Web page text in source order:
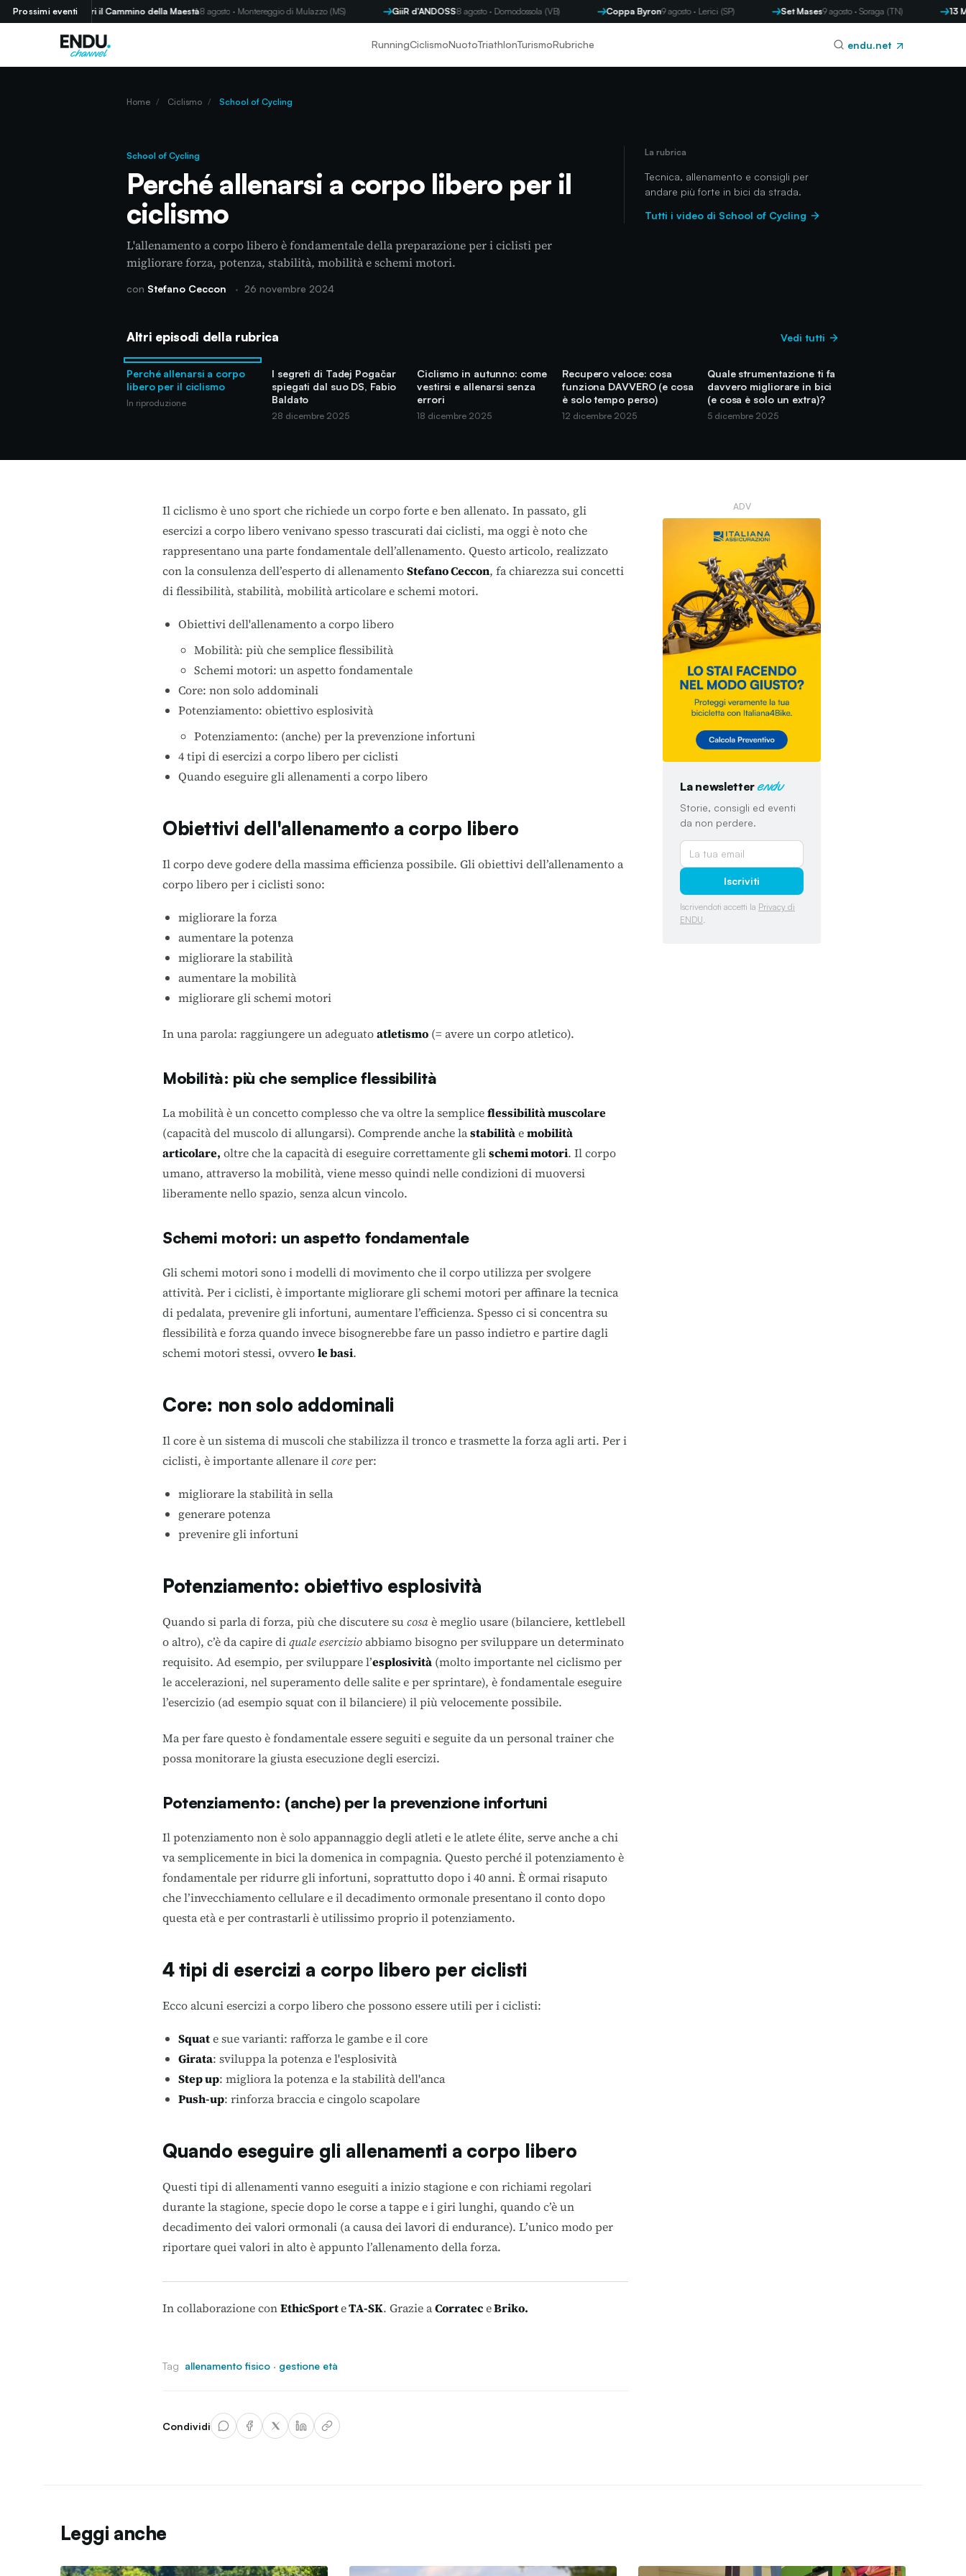
Prossimi eventi
Corri il Cammino della Maestà8 agosto · Montereggio di Mulazzo (MS) GiiR d'ANDOSS8 agosto · Domodossola (VB) Coppa Byron9 agosto · Lerici (SP) Set Mases9 agosto · Soraga (TN) 13
RunningCiclismoNuotoTriathlonTurismoRubriche endu.net
Home / Ciclismo / School of Cycling
School of Cycling
Perché allenarsi a corpo libero per il
ciclismo
L'allenamento a corpo libero è fondamentale della preparazione per i ciclisti per
migliorare forza, potenza, stabilità, mobilità e schemi motori.
con Stefano Ceccon · 26 novembre 2024
La rubrica
Tecnica, allenamento e consigli per
andare più forte in bici da strada.
Tutti i video di School of Cycling
Altri episodi della rubrica Vedi tutti
Perché allenarsi a corpo
libero per il ciclismo
In riproduzione
I segreti di Tadej Pogačar
spiegati dal suo DS, Fabio
Baldato
28 dicembre 2025
Ciclismo in autunno: come
vestirsi e allenarsi senza
errori
18 dicembre 2025
Recupero veloce: cosa
funziona DAVVERO (e cosa
è solo tempo perso)
12 dicembre 2025
Quale strumentazione ti fa
davvero migliorare in bici
(e cosa è solo un extra)?
5 dicembre 2025
Il ciclismo è uno sport che richiede un corpo forte e ben allenato. In passato, gli
esercizi a corpo libero venivano spesso trascurati dai ciclisti, ma oggi è noto che
rappresentano una parte fondamentale dell’allenamento. Questo articolo, realizzato
con la consulenza dell’esperto di allenamentoStefano Ceccon, fa chiarezza sui concetti
di flessibilità, stabilità, mobilità articolare e schemi motori.
Obiettivi dell'allenamento a corpo libero
Mobilità: più che semplice flessibilità
Schemi motori: un aspetto fondamentale
Core: non solo addominali
Potenziamento: obiettivo esplosività
Potenziamento: (anche) per la prevenzione infortuni
4 tipi di esercizi a corpo libero per ciclisti
Quando eseguire gli allenamenti a corpo libero
Obiettivi dell'allenamento a corpo libero
Il corpo deve godere della massima efficienza possibile. Gli obiettivi dell’allenamento a
corpo libero per i ciclisti sono:
migliorare la forza
aumentare la potenza
migliorare la stabilità
aumentare la mobilità
migliorare gli schemi motori
In una parola: raggiungere un adeguatoatletismo (= avere un corpo atletico).
Mobilità: più che semplice flessibilità
La mobilità è un concetto complesso che va oltre la sempliceflessibilità muscolare
(capacità del muscolo di allungarsi). Comprende anche lastabilitàemobilità
articolare, oltre che la capacità di eseguire correttamente glischemi motori. Il corpo
umano, attraverso la mobilità, viene messo quindi nelle condizioni di muoversi
liberamente nello spazio, senza alcun vincolo.
Schemi motori: un aspetto fondamentale
Gli schemi motori sono i modelli di movimento che il corpo utilizza per svolgere
attività. Per i ciclisti, è importante migliorare gli schemi motori per affinare la tecnica
di pedalata, prevenire gli infortuni, aumentare l’efficienza. Spesso ci si concentra su
flessibilità e forza quando invece bisognerebbe fare un passo indietro e partire dagli
schemi motori stessi, ovverole basi.
Core: non solo addominali
Il core è un sistema di muscoli che stabilizza il tronco e trasmette la forza agli arti. Per i
ciclisti, è importante allenare ilcoreper:
migliorare la stabilità in sella
generare potenza
prevenire gli infortuni
Potenziamento: obiettivo esplosività
Quando si parla di forza, più che discutere sucosaè meglio usare (bilanciere, kettlebell
o altro), c’è da capire diquale esercizioabbiamo bisogno per sviluppare un determinato
requisito. Ad esempio, per sviluppare l’esplosività (molto importante nel ciclismo per
le accelerazioni, nel superamento delle salite e per sprintare), è fondamentale eseguire
l’esercizio (ad esempio squat con il bilanciere) il più velocemente possibile.
Ma per fare questo è fondamentale essere seguiti e seguite da un personal trainer che
possa monitorare la giusta esecuzione degli esercizi.
Potenziamento: (anche) per la prevenzione infortuni
Il potenziamento non è solo appannaggio degli atleti e le atlete élite, serve anche a chi
va semplicemente in bici la domenica in compagnia. Questo perché il potenziamento è
fondamentale per ridurre gli infortuni, soprattutto dopo i 40 anni. È ormai risaputo
che l’invecchiamento cellulare e il decadimento ormonale presentano il conto dopo
questa età e per contrastarli è utilissimo proprio il potenziamento.
4 tipi di esercizi a corpo libero per ciclisti
Ecco alcuni esercizi a corpo libero che possono essere utili per i ciclisti:
Squate sue varianti: rafforza le gambe e il core
Girata: sviluppa la potenza e l'esplosività
Step up: migliora la potenza e la stabilità dell'anca
Push-up: rinforza braccia e cingolo scapolare
Quando eseguire gli allenamenti a corpo libero
Questi tipi di allenamenti vanno eseguiti a inizio stagione e con richiami regolari
durante la stagione, specie dopo le corse a tappe e i giri lunghi, quando c’è un
decadimento dei valori ormonali (a causa dei lavori di endurance). L’unico modo per
riportare quei valori in alto è appunto l’allenamento della forza.
In collaborazione conEthicSporteTA-SK. Grazie aCorrateceBriko.
ADV
La newsletter endu
Storie, consigli ed eventi
da non perdere.
Iscriviti
Iscrivendoti accetti la Privacy di
ENDU
Tag allenamento fisico · gestione età
Condividi
Leggi anche